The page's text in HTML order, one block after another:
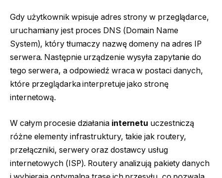
Gdy użytkownik wpisuje adres strony w przeglądarce,
uruchamiany jest proces DNS (Domain Name
System), który tłumaczy nazwę domeny na adres IP
serwera. Następnie urządzenie wysyła zapytanie do
tego serwera, a odpowiedź wraca w postaci danych,
które przeglądarka interpretuje jako stronę
internetową.
W całym procesie działania internetu uczestniczą
różne elementy infrastruktury, takie jak routery,
przełączniki, serwery oraz dostawcy usług
internetowych (ISP). Routery analizują pakiety danych